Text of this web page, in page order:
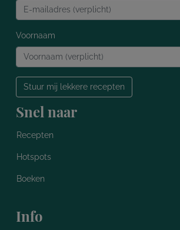
Voornaam
Stuur mij lekkere recepten
Snel naar
Recepten
Hotspots
Boeken
Info